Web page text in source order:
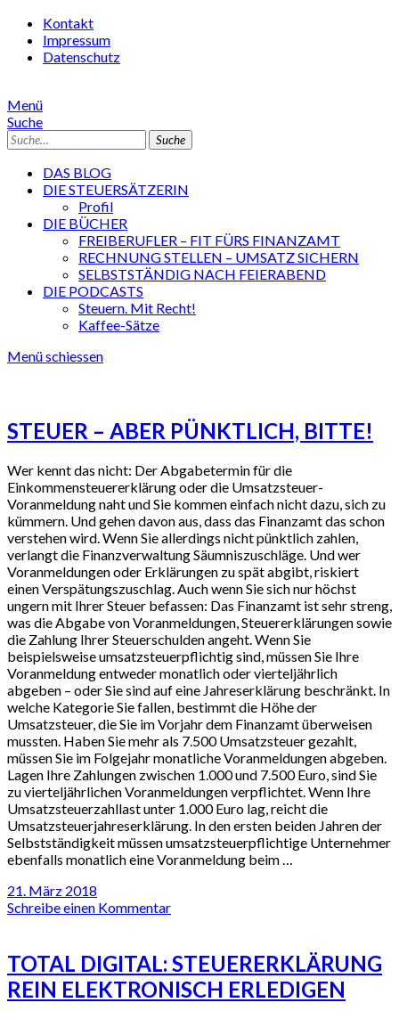
Kontakt
Impressum
Datenschutz
Menü
Suche
Suche
DAS BLOG
DIE STEUERSÄTZERIN
Profil
DIE BÜCHER
FREIBERUFLER – FIT FÜRS FINANZAMT
RECHNUNG STELLEN – UMSATZ SICHERN
SELBSTSTÄNDIG NACH FEIERABEND
DIE PODCASTS
Steuern. Mit Recht!
Kaffee-Sätze
Menü schiessen
STEUER – ABER PÜNKTLICH, BITTE!
Wer kennt das nicht: Der Abgabetermin für die
Einkommensteuererklärung oder die Umsatzsteuer-
Voranmeldung naht und Sie kommen einfach nicht dazu, sich zu
kümmern. Und gehen davon aus, dass das Finanzamt das schon
verstehen wird. Wenn Sie allerdings nicht pünktlich zahlen,
verlangt die Finanzverwaltung Säumniszuschläge. Und wer
Voranmeldungen oder Erklärungen zu spät abgibt, riskiert
einen Verspätungszuschlag. Auch wenn Sie sich nur höchst
ungern mit Ihrer Steuer befassen: Das Finanzamt ist sehr streng,
was die Abgabe von Voranmeldungen, Steuererklärungen sowie
die Zahlung Ihrer Steuerschulden angeht. Wenn Sie
beispielsweise umsatzsteuerpflichtig sind, müssen Sie Ihre
Voranmeldung entweder monatlich oder vierteljährlich
abgeben – oder Sie sind auf eine Jahreserklärung beschränkt. In
welche Kategorie Sie fallen, bestimmt die Höhe der
Umsatzsteuer, die Sie im Vorjahr dem Finanzamt überweisen
mussten. Haben Sie mehr als 7.500 Umsatzsteuer gezahlt,
müssen Sie im Folgejahr monatliche Voranmeldungen abgeben.
Lagen Ihre Zahlungen zwischen 1.000 und 7.500 Euro, sind Sie
zu vierteljährlichen Voranmeldungen verpflichtet. Wenn Ihre
Umsatzsteuerzahllast unter 1.000 Euro lag, reicht die
Umsatzsteuerjahreserklärung. In den ersten beiden Jahren der
Selbstständigkeit müssen umsatzsteuerpflichtige Unternehmer
ebenfalls monatlich eine Voranmeldung beim …
21. März 2018
Schreibe einen Kommentar
TOTAL DIGITAL: STEUERERKLÄRUNG
REIN ELEKTRONISCH ERLEDIGEN